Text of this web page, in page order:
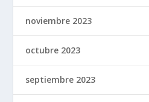
noviembre 2023
octubre 2023
septiembre 2023